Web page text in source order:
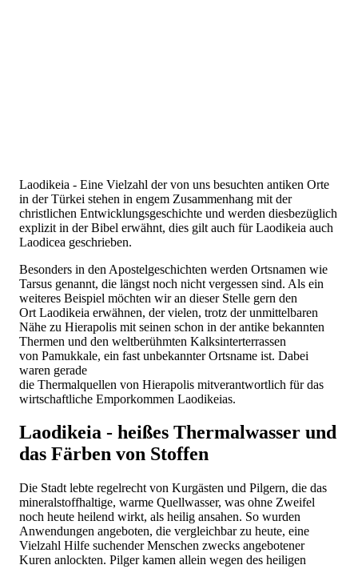
Laodikeia - Eine Vielzahl der von uns besuchten antiken Orte
in der Türkei stehen in engem Zusammenhang mit der
christlichen Entwicklungsgeschichte und werden diesbezüglich
explizit in der Bibel erwähnt, dies gilt auch für Laodikeia auch
Laodicea geschrieben.
Besonders in den Apostelgeschichten werden Ortsnamen wie
Tarsus genannt, die längst noch nicht vergessen sind. Als ein
weiteres Beispiel möchten wir an dieser Stelle gern den
Ort Laodikeia erwähnen, der vielen, trotz der unmittelbaren
Nähe zu Hierapolis mit seinen schon in der antike bekannten
Thermen und den weltberühmten Kalksinterterrassen
von Pamukkale, ein fast unbekannter Ortsname ist. Dabei
waren gerade
die Thermalquellen von Hierapolis mitverantwortlich für das
wirtschaftliche Emporkommen Laodikeias.
Laodikeia - heißes Thermalwasser und
das Färben von Stoffen
Die Stadt lebte regelrecht von Kurgästen und Pilgern, die das
mineralstoffhaltige, warme Quellwasser, was ohne Zweifel
noch heute heilend wirkt, als heilig ansahen. So wurden
Anwendungen angeboten, die vergleichbar zu heute, eine
Vielzahl Hilfe suchender Menschen zwecks angebotener
Kuren anlockten. Pilger kamen allein wegen des heiligen